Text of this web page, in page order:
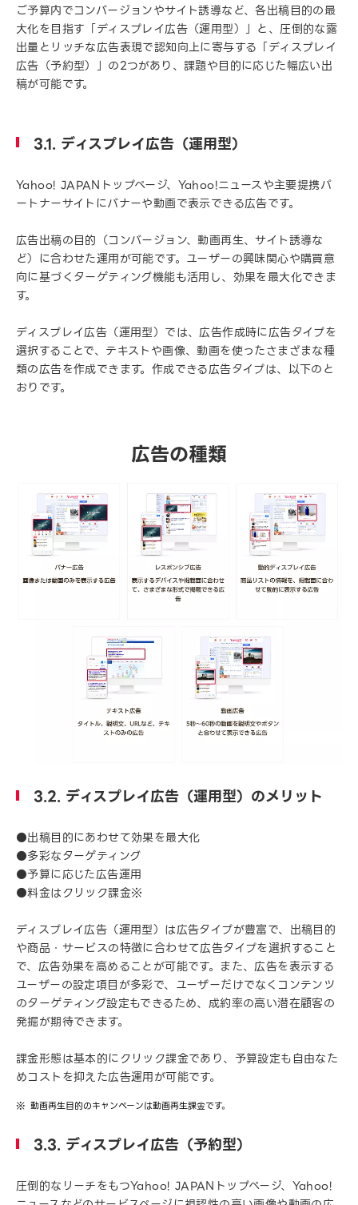
ご予算内でコンバージョンやサイト誘導など、各出稿目的の最
大化を目指す「ディスプレイ広告（運用型）」と、圧倒的な露
出量とリッチな広告表現で認知向上に寄与する「ディスプレイ
広告（予約型）」の2つがあり、課題や目的に応じた幅広い出
稿が可能です。
3.1. ディスプレイ広告（運用型）
Yahoo! JAPANトップページ、Yahoo!ニュースや主要提携パ
ートナーサイトにバナーや動画で表示できる広告です。
広告出稿の目的（コンバージョン、動画再生、サイト誘導な
ど）に合わせた運用が可能です。ユーザーの興味関心や購買意
向に基づくターゲティング機能も活用し、効果を最大化できま
す。
ディスプレイ広告（運用型）では、広告作成時に広告タイプを
選択することで、テキストや画像、動画を使ったさまざまな種
類の広告を作成できます。作成できる広告タイプは、以下のと
おりです。
広告の種類
3.2. ディスプレイ広告（運用型）のメリット
●出稿目的にあわせて効果を最大化
●多彩なターゲティング
●予算に応じた広告運用
●料金はクリック課金※
ディスプレイ広告（運用型）は広告タイプが豊富で、出稿目的
や商品・サービスの特徴に合わせて広告タイプを選択すること
で、広告効果を高めることが可能です。また、広告を表示する
ユーザーの設定項目が多彩で、ユーザーだけでなくコンテンツ
のターゲティング設定もできるため、成約率の高い潜在顧客の
発掘が期待できます。
課金形態は基本的にクリック課金であり、予算設定も自由なた
めコストを抑えた広告運用が可能です。
動画再生目的のキャンペーンは動画再生課金です。
3.3. ディスプレイ広告（予約型）
圧倒的なリーチをもつYahoo! JAPANトップページ、Yahoo!